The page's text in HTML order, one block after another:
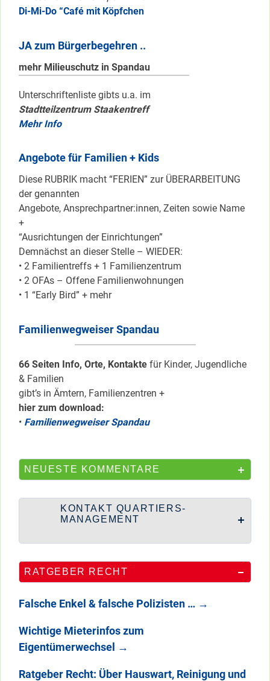
Di-Mi-Do “Café mit Köpfchen
JA zum Bürgerbegehren ..
mehr Milieuschutz in Spandau
Unterschriftenliste gibts u.a. im
Stadtteilzentrum Staakentreff
Mehr Info
Angebote für Familien + Kids
Diese RUBRIK macht “FERIEN” zur ÜBERARBEITUNG
der genannten
Angebote, Ansprechpartner:innen, Zeiten sowie Name
+
“Ausrichtungen der Einrichtungen”
Demnächst an dieser Stelle – WIEDER:
• 2 Familientreffs + 1 Familienzentrum
• 2 OFAs – Offene Familienwohnungen
• 1 “Early Bird” + mehr
Familienwegweiser Spandau
66 Seiten Info, Orte, Kontakte für Kinder, Jugendliche
& Familien
gibt’s in Ämtern, Familienzentren +
hier zum download:
• Familienwegweiser Spandau
NEUESTE KOMMENTARE
KONTAKT QUARTIERS-
MANAGEMENT
RATGEBER RECHT
Falsche Enkel & falsche Polizisten … →
Wichtige Mieterinfos zum
Eigentümerwechsel →
Ratgeber Recht: Über Hauswart, Reinigung und